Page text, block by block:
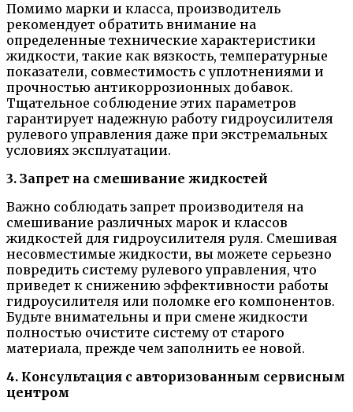
Помимо марки и класса, производитель
рекомендует обратить внимание на
определенные технические характеристики
жидкости, такие как вязкость, температурные
показатели, совместимость с уплотнениями и
прочностью антикоррозионных добавок.
Тщательное соблюдение этих параметров
гарантирует надежную работу гидроусилителя
рулевого управления даже при экстремальных
условиях эксплуатации.
3. Запрет на смешивание жидкостей
Важно соблюдать запрет производителя на
смешивание различных марок и классов
жидкостей для гидроусилителя руля. Смешивая
несовместимые жидкости, вы можете серьезно
повредить систему рулевого управления, что
приведет к снижению эффективности работы
гидроусилителя или поломке его компонентов.
Будьте внимательны и при смене жидкости
полностью очистите систему от старого
материала, прежде чем заполнить ее новой.
4. Консультация с авторизованным сервисным
центром